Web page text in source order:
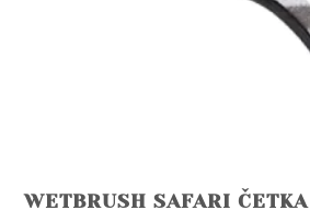
WETBRUSH SAFARI ČETKA